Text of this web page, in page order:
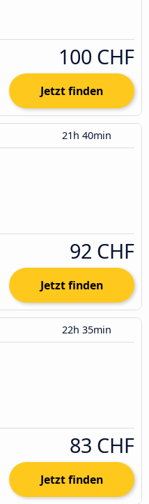
100 CHF
Jetzt finden
21h 40min
92 CHF
Jetzt finden
22h 35min
83 CHF
Jetzt finden